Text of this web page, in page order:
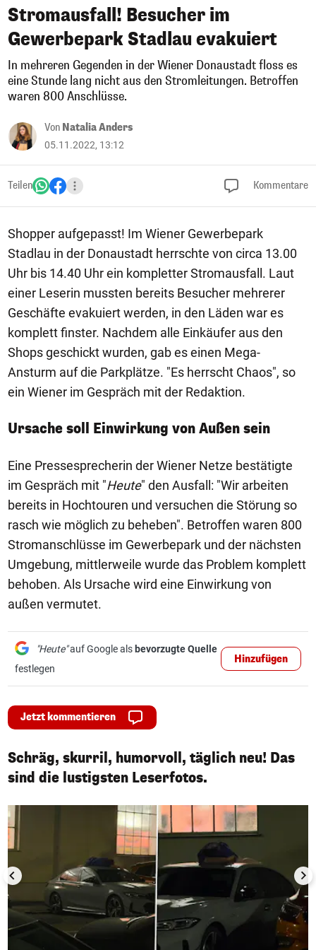
Stromausfall! Besucher im
Gewerbepark Stadlau evakuiert
In mehreren Gegenden in der Wiener Donaustadt floss es
eine Stunde lang nicht aus den Stromleitungen. Betroffen
waren 800 Anschlüsse.
Von Natalia Anders
05.11.2022, 13:12
Teilen Kommentare
Shopper aufgepasst! Im Wiener Gewerbepark
Stadlau in der Donaustadt herrschte von circa 13.00
Uhr bis 14.40 Uhr ein kompletter Stromausfall. Laut
einer Leserin mussten bereits Besucher mehrerer
Geschäfte evakuiert werden, in den Läden war es
komplett finster. Nachdem alle Einkäufer aus den
Shops geschickt wurden, gab es einen Mega-
Ansturm auf die Parkplätze. "Es herrscht Chaos", so
ein Wiener im Gespräch mit der Redaktion.
Ursache soll Einwirkung von Außen sein
Eine Pressesprecherin der Wiener Netze bestätigte
im Gespräch mit "Heute" den Ausfall: "Wir arbeiten
bereits in Hochtouren und versuchen die Störung so
rasch wie möglich zu beheben". Betroffen waren 800
Stromanschlüsse im Gewerbepark und der nächsten
Umgebung, mittlerweile wurde das Problem komplett
behoben. Als Ursache wird eine Einwirkung von
außen vermutet.
"Heute"auf Google als bevorzugte Quelle
festlegen
Hinzufügen
Jetzt kommentieren
Schräg, skurril, humorvoll, täglich neu! Das
sind die lustigsten Leserfotos.
1/50